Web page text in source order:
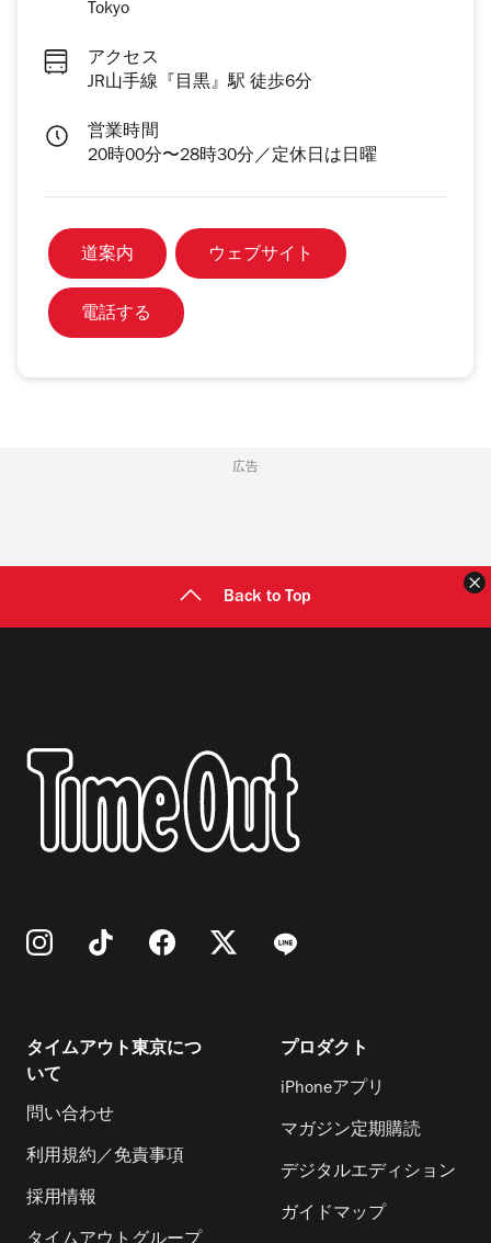
Tokyo
アクセス
JR山手線『目黒』駅 徒歩6分
営業時間
20時00分〜28時30分／定休日は日曜
道案内 ウェブサイト
電話する
広告
Back to Top
タイムアウト東京につ
いて
問い合わせ
利用規約／免責事項
採用情報
プロダクト
iPhoneアプリ
マガジン定期購読
デジタルエディション
ガイドマップ